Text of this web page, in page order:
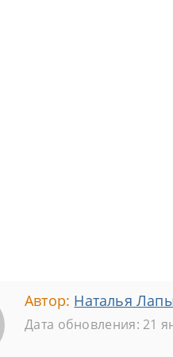
Автор: Наталья
Дата обновления: 21